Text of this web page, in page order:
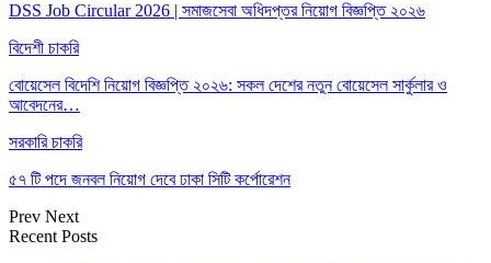
DSS Job Circular 2026 | সমাজসেবা অধিদপ্তর নিয়োগ বিজ্ঞপ্তি ২০২৬
বিদেশী চাকরি
বোয়েসেল বিদেশি নিয়োগ বিজ্ঞপ্তি ২০২৬: সকল দেশের নতুন বোয়েসেল সার্কুলার ও
আবেদনের…
সরকারি চাকরি
৫৭ টি পদে জনবল নিয়োগ দেবে ঢাকা সিটি কর্পোরেশন
Prev Next
Recent Posts